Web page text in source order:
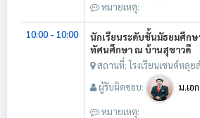
หมายเหตุ:
10:00 - 10:00
นักเรียนระดับชั้นมัธยมศึกษ
ทัศนศึกษา ณ บ้านสุขาวดี
สถานที่: โรงเรียนเซนต์หลุย
ผู้รับผิดชอบ:
ม.เอ
หมายเหตุ: